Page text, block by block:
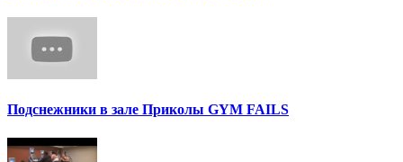
Подснежники в зале Приколы GYM FAILS